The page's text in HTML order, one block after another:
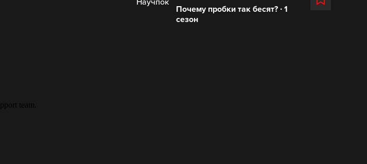
Почему пробки так бесят? ∙ 1
сезон